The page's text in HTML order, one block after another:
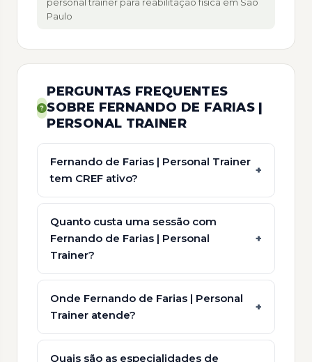
Paulo
PERGUNTAS FREQUENTES
SOBRE FERNANDO DE FARIAS |
PERSONAL TRAINER
Fernando de Farias | Personal Trainer
tem CREF ativo?
Quanto custa uma sessão com
Fernando de Farias | Personal
Trainer?
Onde Fernando de Farias | Personal
Trainer atende?
Quais são as especialidades de